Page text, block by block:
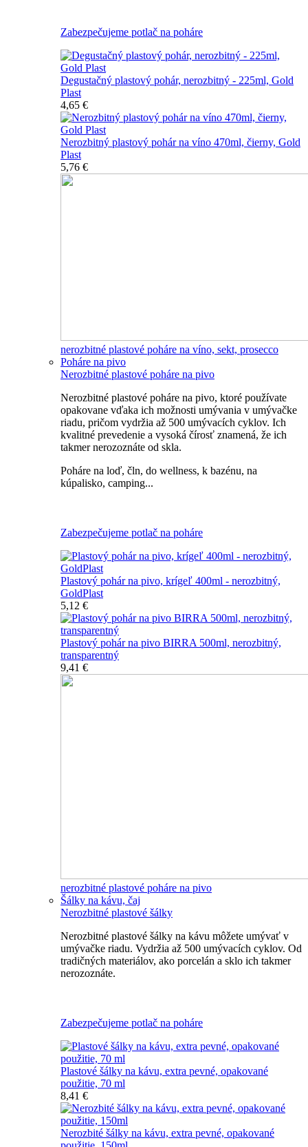
Zabezpečujeme potlač na poháre
Degustačný plastový pohár, nerozbitný - 225ml, Gold
Plast
4,65 €
Nerozbitný plastový pohár na víno 470ml, čierny, Gold
Plast
5,76 €
nerozbitné plastové poháre na víno, sekt, prosecco
Poháre na pivo
Nerozbitné plastové poháre na pivo
Nerozbitné plastové poháre na pivo, ktoré používate
opakovane vďaka ich možnosti umývania v umývačke
riadu, pričom vydržia až 500 umývacích cyklov. Ich
kvalitné prevedenie a vysoká čírosť znamená, že ich
takmer nerozoznáte od skla.
Poháre na loď, čln, do wellness, k bazénu, na
kúpalisko, camping...
Zabezpečujeme potlač na poháre
Plastový pohár na pivo, krígeľ 400ml - nerozbitný,
GoldPlast
5,12 €
Plastový pohár na pivo BIRRA 500ml, nerozbitný,
transparentný
9,41 €
nerozbitné plastové poháre na pivo
Šálky na kávu, čaj
Nerozbitné plastové šálky
Nerozbitné plastové šálky na kávu môžete umývať v
umývačke riadu. Vydržia až 500 umývacích cyklov. Od
tradičných materiálov, ako porcelán a sklo ich takmer
nerozoznáte.
Zabezpečujeme potlač na poháre
Plastové šálky na kávu, extra pevné, opakované
použitie, 70 ml
8,41 €
Nerozbité šálky na kávu, extra pevné, opakované